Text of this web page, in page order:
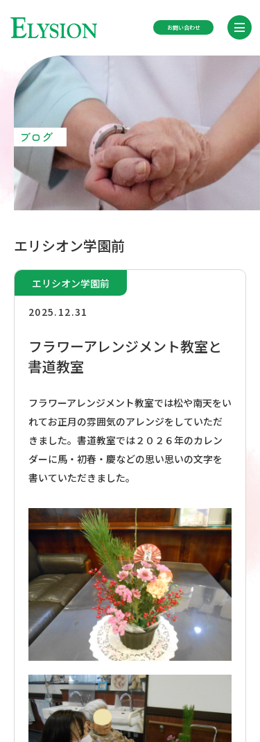
TOP
施設紹介
ブログ
会社概要
採用情報
お問い合わせ
ブログ
エリシオン学園前
エリシオン学園前
2025.12.31
フラワーアレンジメント教室と
書道教室
フラワーアレンジメント教室では松や南天をい
れてお正月の雰囲気のアレンジをしていただ
きました。書道教室では２０２６年のカレン
ダーに馬・初春・慶などの思い思いの文字を
書いていただきました。